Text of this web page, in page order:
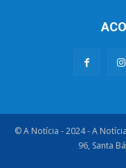
© A Notícia - 2024 - A
96, Santa